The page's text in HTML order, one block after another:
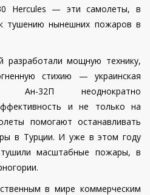
Hercules — эти самолеты, в
тушению нынешних пожаров в
разработали мощную технику,
стихию — украинская
Ан-32П неоднократно
и не только на
помогают останавливать
в Турции. И уже в этом году
масштабные пожары, в
в мире коммерческим